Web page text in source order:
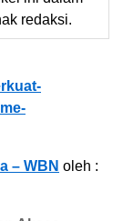
redaksi.
– WBN oleh :